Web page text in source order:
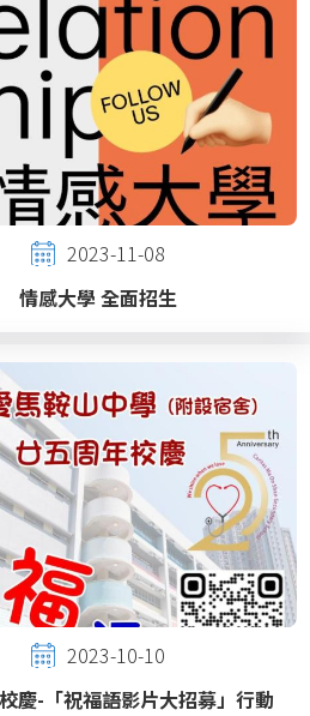
2023-11-08
情感大學 全面招生
2023-10-10
慶-「祝福語影片大招募」行動